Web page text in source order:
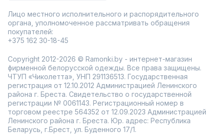
Лицо местного исполнительного и распорядительного
органа, уполномоченное рассматривать обращения
покупателей:
+375 162 30-18-45
Copyright 2012-2026 © Ramonki.by - интернет-магазин
фирменной белорусской одежды. Все права защищены.
ЧТУП «Чиколетта», УНП 291136513. Государственная
регистрация от 12.10.2012 Администрацией Ленинского
района г. Бреста. Свидетельство о государственной
регистрации № 0061143. Регистрационный номер в
торговом реестре 564352 от 12.09.2023 Администрацией
Ленинского района г. Бреста. Юр. адрес: Республика
Беларусь, г.Брест, ул. Буденного 17/1.